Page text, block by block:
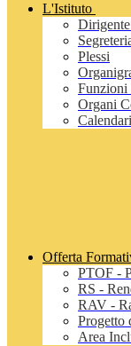
L'Istituto
Plessi
Funzioni
Organi
Offerta
PTOF -
RS -
RAV -
Progetto
Area